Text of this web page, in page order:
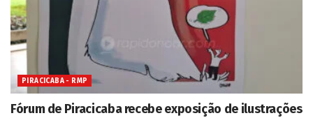
PIRACICABA - RMP
Fórum de Piracicaba recebe exposição de ilustrações